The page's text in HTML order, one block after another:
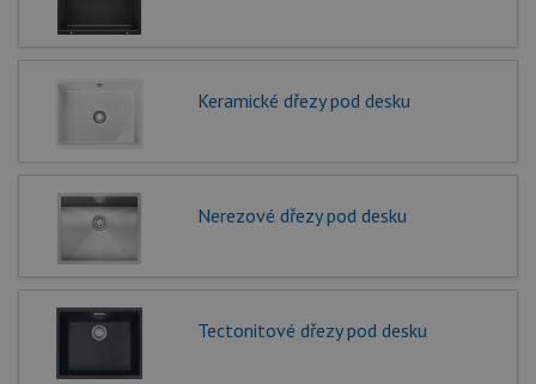
Keramické dřezy pod desku
Nerezové dřezy pod desku
Tectonitové dřezy pod desku